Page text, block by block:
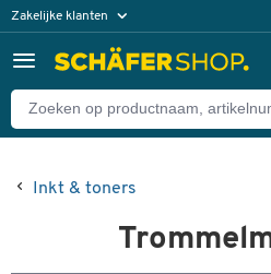
Zakelijke klanten
Particuliere klanten
Inkt & toners